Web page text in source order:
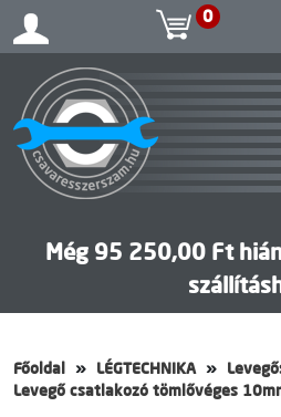
0
Még 95 250,00 Ft
Főoldal LÉGTECHNIKA
Levegő csatlakozó tömlővéges